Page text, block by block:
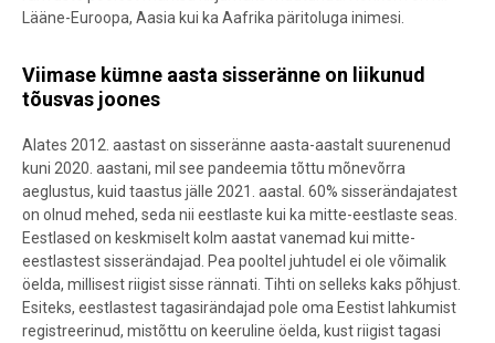
Lääne-Euroopa, Aasia kui ka Aafrika päritoluga inimesi.
Viimase kümne aasta sisseränne on liikunud
tõusvas joones
Alates 2012. aastast on sisseränne aasta-aastalt suurenenud
kuni 2020. aastani, mil see pandeemia tõttu mõnevõrra
aeglustus, kuid taastus jälle 2021. aastal. 60% sisserändajatest
on olnud mehed, seda nii eestlaste kui ka mitte-eestlaste seas.
Eestlased on keskmiselt kolm aastat vanemad kui mitte-
eestlastest sisserändajad. Pea pooltel juhtudel ei ole võimalik
öelda, millisest riigist sisse rännati. Tihti on selleks kaks põhjust.
Esiteks, eestlastest tagasirändajad pole oma Eestist lahkumist
registreerinud, mistõttu on keeruline öelda, kust riigist tagasi